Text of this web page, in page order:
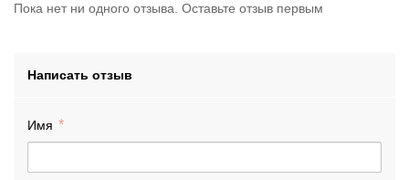
Пока нет ни одного отзыва. Оставьте отзыв первым
Написать отзыв
Имя